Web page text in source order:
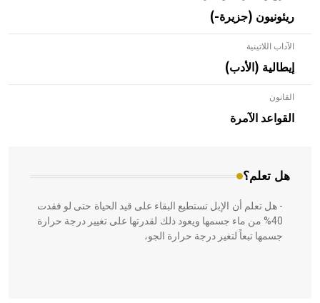
ريئونيون (جزيرة-)
الآداب اللاتينية
إيطالية (الأدب)
القانون
القواعد الآمرة
هل تعلم؟
- هل تعلم أن الأبلق نوع من الفنون الهندسية التي ارتبطت
بالعمارة الإسلامية في بلاد الشام ومصر خاصة، حيث يحرص
المعمار على بناء مداميكه وخاصة في الواجهات
- هل تعلم أن الإبل تستطيع البقاء على قيد الحياة حتى لو فقدت
40% من ماء جسمها ويعود ذلك لقدرتها على تغيير درجة حرارة
جسمها تبعاً لتغير درجة حرارة الجو،